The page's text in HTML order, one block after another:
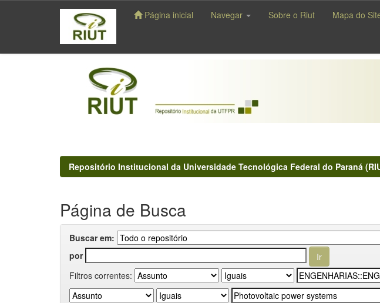
navigation
Página inicial Navegar Sobre o Riut Mapa do
Repositório Institucional da Universidade Tecnológica Federal do Paraná
Página de Busca
Buscar em:
por
Filtros correntes: